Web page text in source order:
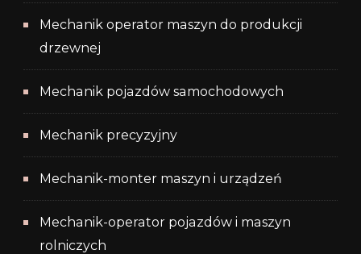
Mechanik operator maszyn do produkcji
drzewnej
Mechanik pojazdów samochodowych
Mechanik precyzyjny
Mechanik-monter maszyn i urządzeń
Mechanik-operator pojazdów i maszyn
rolniczych